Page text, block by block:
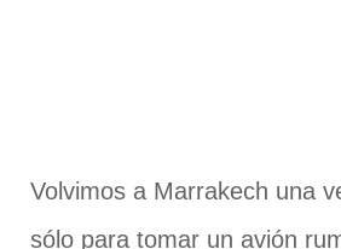
Volvimos a Marrakech una
sólo para tomar un avión